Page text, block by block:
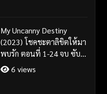
My Uncanny Destiny
(2023) โชคชะตาลิขิตให้มา
พบรัก ตอนที่ 1-24 จบ ซับ
ไทย/พากย์ไทย
6 views